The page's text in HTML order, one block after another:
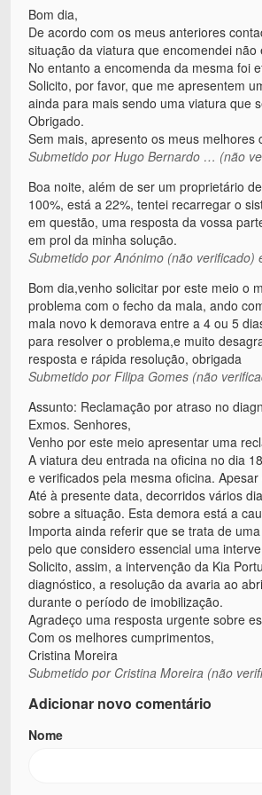
Bom dia,
De acordo com os meus anteriores
situação da viatura que encomendei
No entanto a encomenda da mesma foi
Solicito, por favor, que me apresentem
ainda para mais sendo uma viatura que
Obrigado.
Sem mais, apresento os meus melhores
Submetido porHugo Bernardo … (não
Boa noite, além de ser um proprietário
100%, está a 22%, tentei recarregar o
em questão, uma resposta da vossa
em prol da minha solução.
Submetido porAnónimo (não verificado)
Bom dia,venho solicitar por este meio o
problema com o fecho da mala, ando
mala novo k demorava entre a 4 ou 5
para resolver o problema,e muito
resposta e rápida resolução, obrigada
Submetido porFilipa Gomes (não
Assunto: Reclamação por atraso no
Exmos. Senhores,
Venho por este meio apresentar uma
A viatura deu entrada na oficina no dia
e verificados pela mesma oficina.
Até à presente data, decorridos vários
sobre a situação. Esta demora está a
Importa ainda referir que se trata de
pelo que considero essencial uma
Solicito, assim, a intervenção da Kia
diagnóstico, a resolução da avaria ao
durante o período de imobilização.
Agradeço uma resposta urgente sobre
Com os melhores cumprimentos,
Cristina Moreira
Submetido por Cristina Moreira (não
Adicionar novo comentário
Nome